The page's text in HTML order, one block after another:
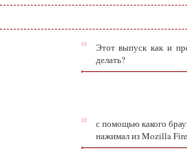
#1
Этот выпуск как и
делать?
#2
с помощью какого
нажимал из Mozilla